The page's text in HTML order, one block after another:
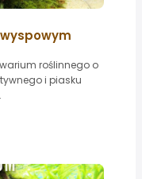
roślinnego o
i piasku